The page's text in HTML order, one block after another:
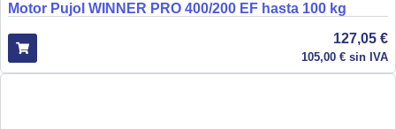
Motor Pujol WINNER PRO 400/200 EF hasta 100 kg
127,05 €
105,00 € sin IVA